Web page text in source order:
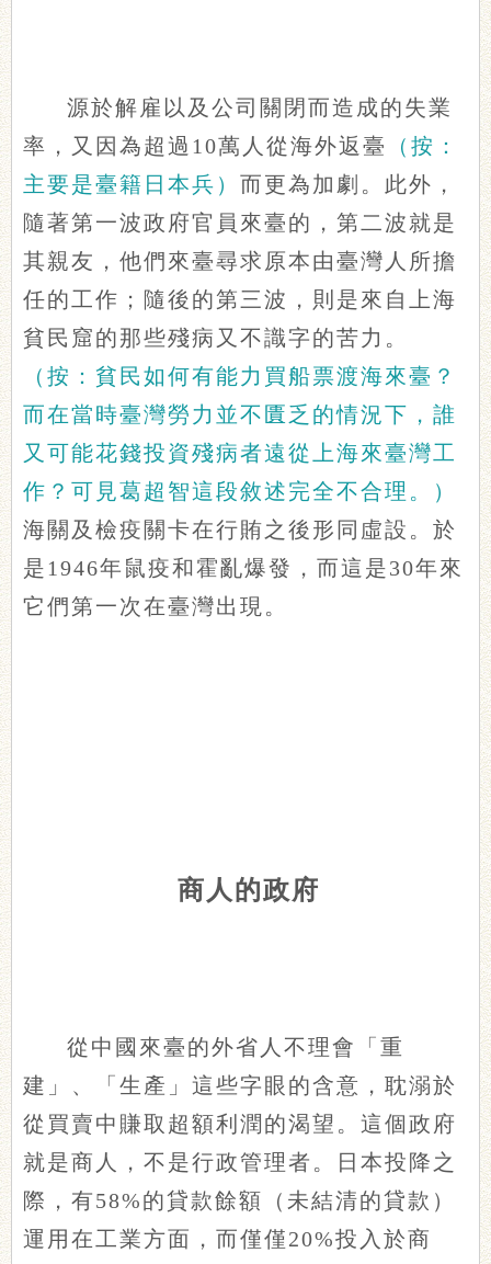
源於解雇以及公司關閉而造成的失業
率，又因為超過10萬人從海外返臺
（按：
主要是臺籍日本兵） 而更為加劇。此外，
隨著第一波政府官員來臺的，第二波就是
其親友，他們來臺尋求原本由臺灣人所擔
任的工作；隨後的第三波，則是來自上海
貧民窟的那些殘病又不識字的苦力。
（按：貧民如何有能力買船票渡海來臺？
而在當時臺灣勞力並不匱乏的情況下，誰
又可能花錢投資殘病者遠從上海來臺灣工
作？可見葛超智這段敘述完全不合理。）
海關及檢疫關卡在行賄之後形同虛設。於
是1946年鼠疫和霍亂爆發，而這是30年來
它們第一次在臺灣出現。
商人的政府
從中國來臺的外省人不理會「重
建」、「生產」這些字眼的含意，耽溺於
從買賣中賺取超額利潤的渴望。這個政府
就是商人，不是行政管理者。日本投降之
際，有58%的貸款餘額（未結清的貸款）
運用在工業方面，而僅僅20%投入於商